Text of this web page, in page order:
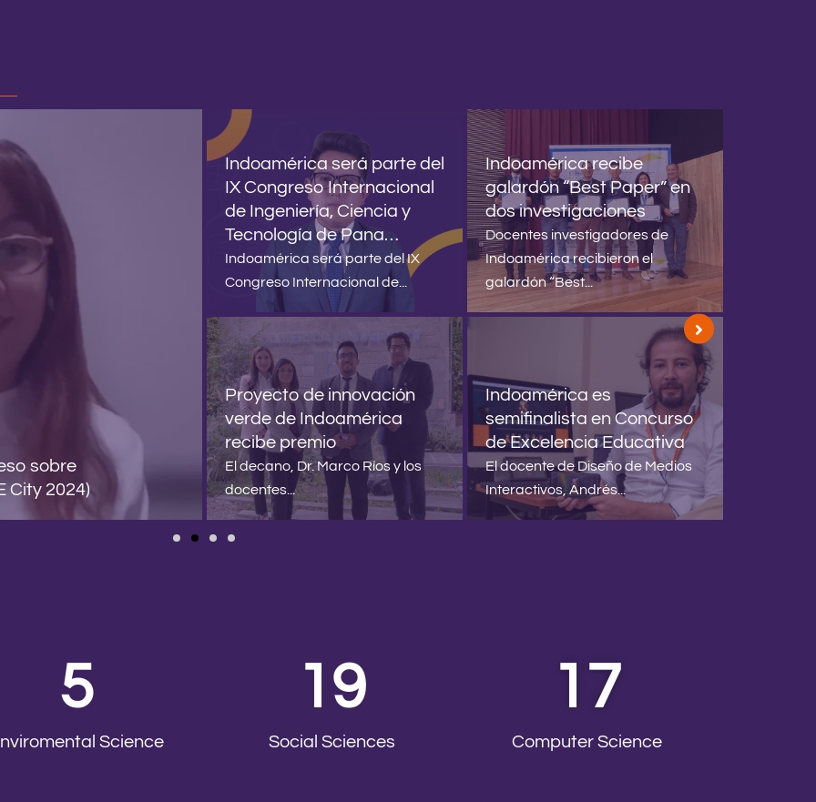
sobre
City 2024)
Indoamérica será parte del
IX Congreso Internacional
de Ingeniería, Ciencia y
Tecnología de Pana…
Indoamérica será parte del IX
Congreso Internacional de...
Indoamérica recibe
galardón “Best Paper” en
dos investigaciones
Docentes investigadores de
Indoamérica recibieron el
galardón “Best...
Proyecto de innovación
verde de Indoamérica
recibe premio
El decano, Dr. Marco Ríos y los
docentes...
Indoamérica es
semifinalista en Concurso
de Excelencia Educativa
El docente de Diseño de Medios
Interactivos, Andrés...
Science
5
Social Sciences
19
Computer Science
17